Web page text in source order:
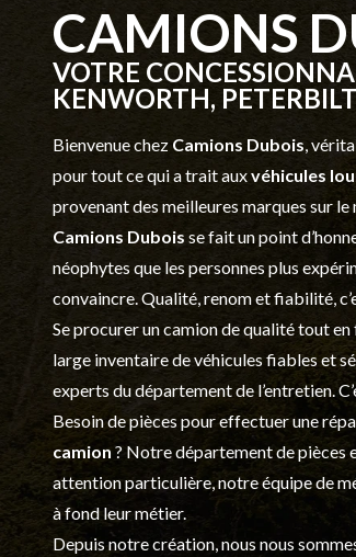
CAMIONS
VOTRE
KENWORTH,
Bienvenue chez Camions Dubois,
pour tout ce qui a trait auxvéhicules
provenant des meilleures marques sur le
Camions Dubois se fait un point
néophytes que les personnes plus
convaincre. Qualité, renom et fiabilité,
Se procurer un camion de qualité tout
large inventaire de véhicules fiables et
experts du département de l’entretien.
Besoin de pièces pour effectuer une
camion ? Notre département depièces
attention particulière, notre équipe de
à fond leur métier.
Depuis notre création, nous nous